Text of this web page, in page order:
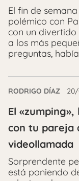
El fin de
polémico con
con un
a los más
preguntas,
RODRIGO DÍAZ
El
con tu pareja
videollamada
Sorprendente
está poniendo